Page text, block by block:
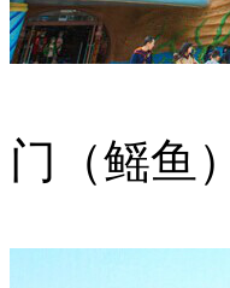
门（鳐鱼）